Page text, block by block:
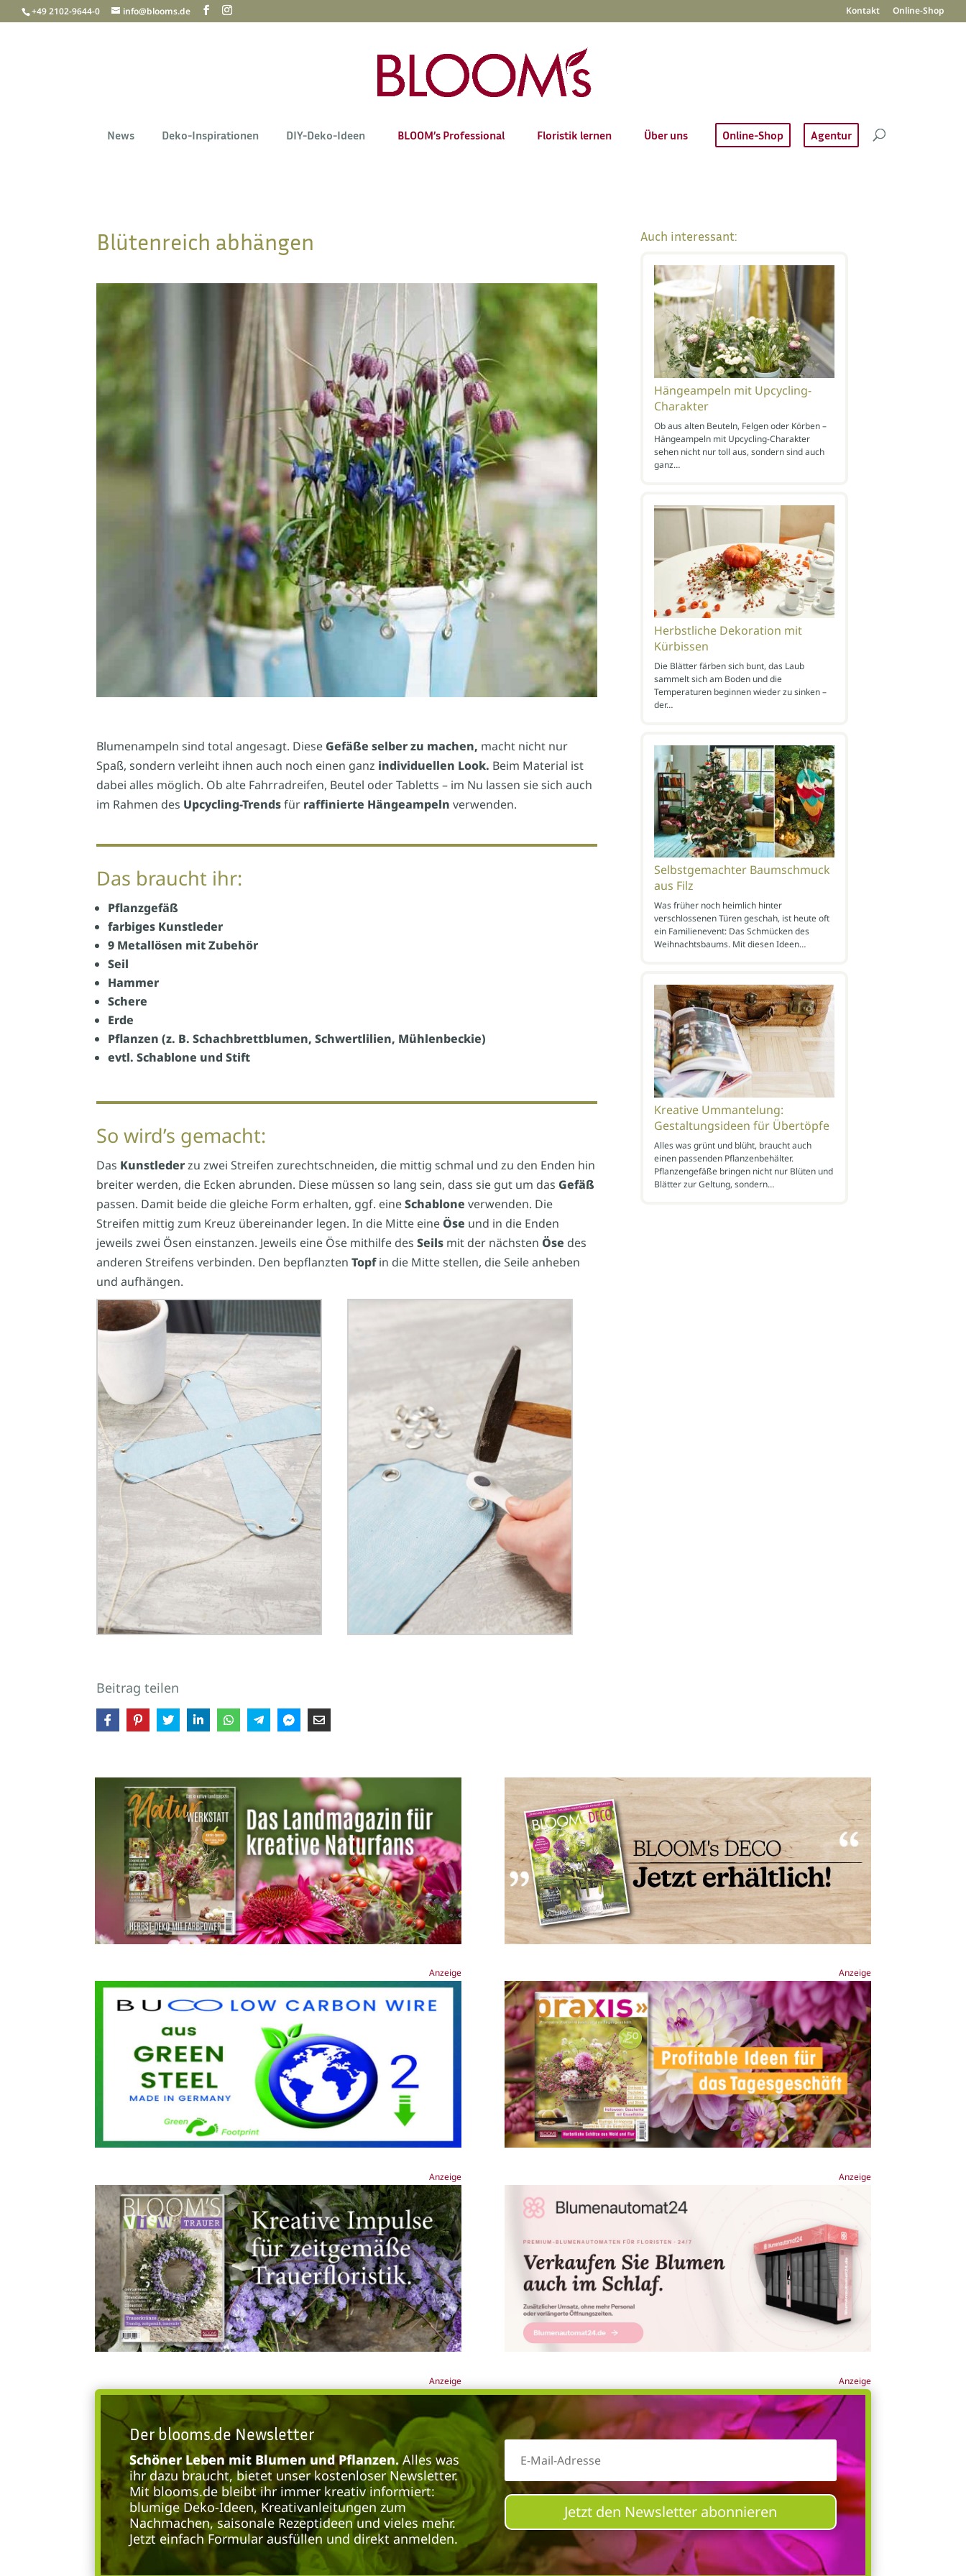
+49 2102-9644-0 info@blooms.de Kontakt Online-Shop
News Deko-Inspirationen DIY-Deko-Ideen BLOOM’s Professional Floristik lernen Über uns Online-Shop Agentur
Blütenreich abhängen
Blumenampeln sind total angesagt. Diese Gefäße selber zu machen, macht nicht nur
Spaß, sondern verleiht ihnen auch noch einen ganz individuellen Look. Beim Material ist
dabei alles möglich. Ob alte Fahrradreifen, Beutel oder Tabletts – im Nu lassen sie sich auch
im Rahmen des Upcycling-Trendsfür raffinierte Hängeampeln verwenden.
Das braucht ihr:
Pflanzgefäß
farbiges Kunstleder
9 Metallösen mit Zubehör
Seil
Hammer
Schere
Erde
Pflanzen (z. B. Schachbrettblumen, Schwertlilien, Mühlenbeckie)
evtl. Schablone und Stift
So wird’s gemacht:
Das Kunstlederzu zwei Streifen zurechtschneiden, die mittig schmal und zu den Enden hin
breiter werden, die Ecken abrunden. Diese müssen so lang sein, dass sie gut um das Gefäß
passen. Damit beide die gleiche Form erhalten, ggf. eineSchablone verwenden. Die
Streifen mittig zum Kreuz übereinander legen. In die Mitte eine Öse und in die Enden
jeweils zwei Ösen einstanzen. Jeweils eine Öse mithilfe desSeils mit der nächsten Öse des
anderen Streifens verbinden. Den bepflanztenTopfin die Mitte stellen, die Seile anheben
und aufhängen.
Beitrag teilen
Auch interessant:
Hängeampeln mit Upcycling-
Charakter
Ob aus alten Beuteln, Felgen oder Körben –
Hängeampeln mit Upcycling-Charakter
sehen nicht nur toll aus, sondern sind auch
ganz…
Herbstliche Dekoration mit
Kürbissen
Die Blätter färben sich bunt, das Laub
sammelt sich am Boden und die
Temperaturen beginnen wieder zu sinken –
der…
Selbstgemachter Baumschmuck
aus Filz
Was früher noch heimlich hinter
verschlossenen Türen geschah, ist heute oft
ein Familienevent: Das Schmücken des
Weihnachtsbaums. Mit diesen Ideen…
Kreative Ummantelung:
Gestaltungsideen für Übertöpfe
Alles was grünt und blüht, braucht auch
einen passenden Pflanzenbehälter.
Pflanzengefäße bringen nicht nur Blüten und
Blätter zur Geltung, sondern…
Anzeige Anzeige
Anzeige Anzeige
Anzeige Anzeige
Der blooms.de Newsletter
Schöner Leben mit Blumen und Pflanzen.Alles was
ihr dazu braucht, bietet unser kostenloser Newsletter.
Mit blooms.de bleibt ihr immer kreativ informiert:
blumige Deko-Ideen, Kreativanleitungen zum
Nachmachen, saisonale Rezeptideen und vieles mehr.
Jetzt einfach Formular ausfüllen und direkt anmelden.
Jetzt den Newsletter abonnieren